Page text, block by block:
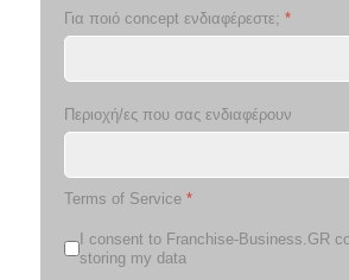
Για ποιό concept ενδιαφέρεστε; *
Περιοχή/ες που σας ενδιαφέρουν
Terms of Service *
I consent to Franchise-Business.GR
storing my data